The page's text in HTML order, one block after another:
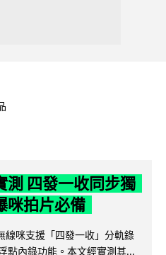
四發一收同步獨
咪拍片必備
咪支援「四發一收」分軌錄
點內錄功能。本文經實測其...